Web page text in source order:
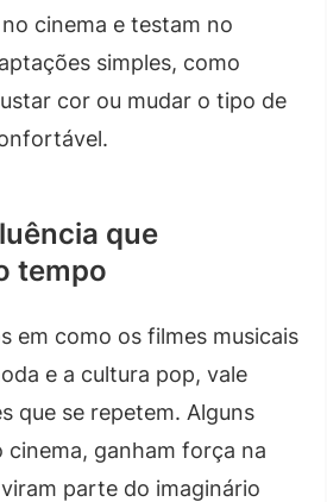
cinema e testam no
simples, como
cor ou mudar o tipo de
que
tempo
em como os filmes musicais
e a cultura pop, vale
que se repetem. Alguns
cinema, ganham força na
parte do imaginário